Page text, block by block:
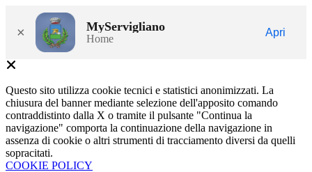
× MyServigliano
Home
Apri
Questo sito utilizza cookie tecnici e statistici anonimizzati. La
chiusura del banner mediante selezione dell'apposito comando
contraddistinto dalla X o tramite il pulsante "Continua la
navigazione" comporta la continuazione della navigazione in
assenza di cookie o altri strumenti di tracciamento diversi da quelli
sopracitati.
COOKIE POLICY